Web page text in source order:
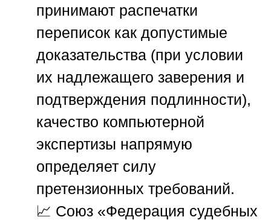
принимают распечатки
переписок как допустимые
доказательства (при условии
их надлежащего заверения и
подтверждения подлинности),
качество компьютерной
экспертизы напрямую
определяет силу
претензионных требований.
📈 Союз «Федерация судебных